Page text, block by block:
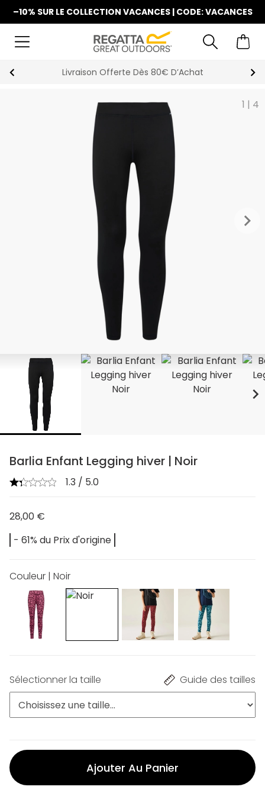
–10% SUR LE COLLECTION VACANCES | CODE: VACANCES
La Nouvelle Collection Est Disponible
1 | 4
keyboard_arrow_right
chevron_right
Barlia Enfant Legging hiver | Noir
1.3 / 5.0
28,00 €
- 61% du Prix d'origine
Couleur | Noir
Sélectionner la taille Guide des tailles
Ajouter Au Panier